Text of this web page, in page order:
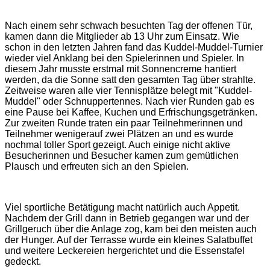
Nach einem sehr schwach besuchten Tag der offenen Tür,
kamen dann die Mitglieder ab 13 Uhr zum Einsatz. Wie
schon in den letzten Jahren fand das Kuddel-Muddel-Turnier
wieder viel Anklang bei den Spielerinnen und Spieler. In
diesem Jahr musste erstmal mit Sonnencreme hantiert
werden, da die Sonne satt den gesamten Tag über strahlte.
Zeitweise waren alle vier Tennisplätze belegt mit "Kuddel-
Muddel" oder Schnuppertennes. Nach vier Runden gab es
eine Pause bei Kaffee, Kuchen und Erfrischungsgetränken.
Zur zweiten Runde traten ein paar Teilnehmerinnen und
Teilnehmer wenigerauf zwei Plätzen an und es wurde
nochmal toller Sport gezeigt. Auch einige nicht aktive
Besucherinnen und Besucher kamen zum gemütlichen
Plausch und erfreuten sich an den Spielen.
Viel sportliche Betätigung macht natürlich auch Appetit.
Nachdem der Grill dann in Betrieb gegangen war und der
Grillgeruch über die Anlage zog, kam bei den meisten auch
der Hunger. Auf der Terrasse wurde ein kleines Salatbuffet
und weitere Leckereien hergerichtet und die Essenstafel
gedeckt.